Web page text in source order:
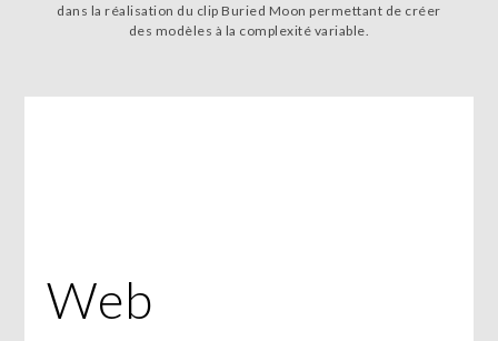
dans la réalisation du clip Buried Moon permettant de créer
des modèles à la complexité variable.
Web